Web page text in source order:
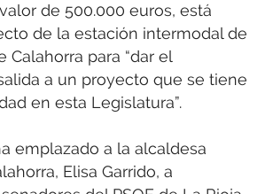
de 500.000 euros, está
de la estación intermodal de
Calahorra para “dar el
a un proyecto que se tiene
en esta Legislatura”.
emplazado a la alcaldesa
Elisa Garrido, a